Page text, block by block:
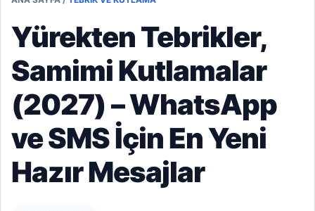
Yürekten Tebrikler,
Samimi Kutlamalar
(2027) – WhatsApp
ve SMS İçin En Yeni
Hazır Mesajlar